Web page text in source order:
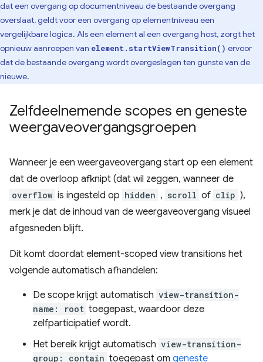
dat een overgang op documentniveau de bestaande overgang
overslaat, geldt voor een overgang op elementniveau een
vergelijkbare logica. Als een element al een overgang host, zorgt het
opnieuw aanroepen van element.startViewTransition() ervoor
dat de bestaande overgang wordt overgeslagen ten gunste van de
nieuwe.
Zelfdeelnemende scopes en geneste
weergaveovergangsgroepen
Wanneer je een weergaveovergang start op een element
dat de overloop afknipt (dat wil zeggen, wanneer de
overflow is ingesteld op hidden , scroll of clip ),
merk je dat de inhoud van de weergaveovergang visueel
afgesneden blijft.
Dit komt doordat element-scoped view transitions het
volgende automatisch afhandelen:
De scope krijgt automatisch view-transition-
name: root toegepast, waardoor deze
zelfparticipatief wordt.
Het bereik krijgt automatisch view-transition-
group: contain toegepast om geneste